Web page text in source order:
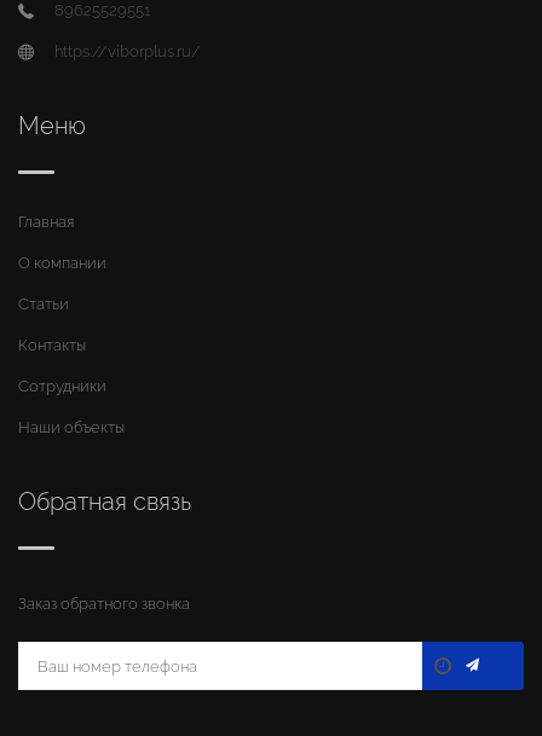
89625529551
https://viborplus.ru/
Меню
Главная
О компании
Статьи
Контакты
Сотрудники
Наши объекты
Обратная связь
Заказ обратного звонка